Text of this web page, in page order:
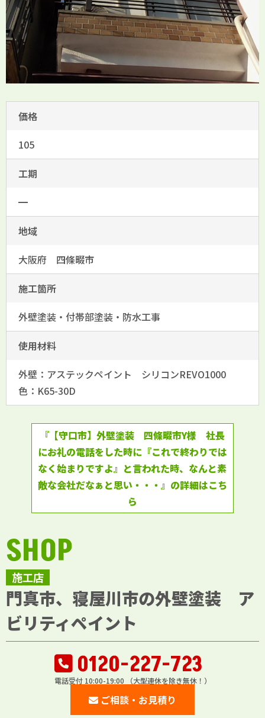
価格
105
工期
━
地域
大阪府 四條畷市
施工箇所
外壁塗装・付帯部塗装・防水工事
使用材料
外壁：アステックペイント シリコンREVO1000
色：K65-30D
『【守口市】外壁塗装 四條畷市Y様 社長
にお礼の電話をした時に『これで終わりでは
なく始まりですよ』と言われた時、なんと素
敵な会社だなぁと思い・・・』の詳細はこち
ら
施工店
SHOP
門真市、寝屋川市の外壁塗装 ア
ビリティペイント
0120-227-723
電話受付 10:00-19:00 （大型連休を除き無休！）
ご相談・お見積り